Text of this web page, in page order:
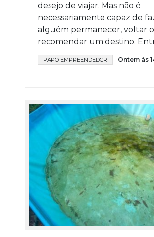
desejo de viajar. Mas não é
necessariamente capaz de
alguém permanecer, voltar
recomendar um destino.
PAPO EMPREENDEDOR Ontem às